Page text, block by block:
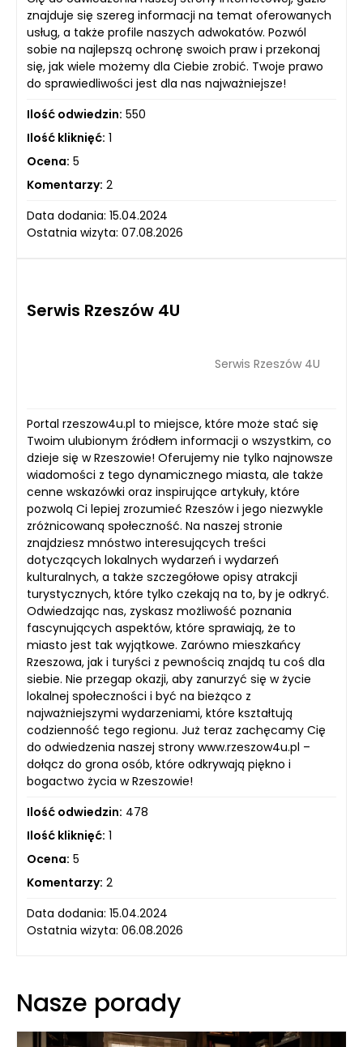
znajduje się szereg informacji na temat oferowanych
usług, a także profile naszych adwokatów. Pozwól
sobie na najlepszą ochronę swoich praw i przekonaj
się, jak wiele możemy dla Ciebie zrobić. Twoje prawo
do sprawiedliwości jest dla nas najważniejsze!
Ilość odwiedzin: 550
Ilość kliknięć: 1
Ocena: 5
Komentarzy: 2
Data dodania: 15.04.2024
Ostatnia wizyta: 07.08.2026
Serwis Rzeszów 4U
Serwis Rzeszów 4U
Portal rzeszow4u.pl to miejsce, które może stać się
Twoim ulubionym źródłem informacji o wszystkim, co
dzieje się w Rzeszowie! Oferujemy nie tylko najnowsze
wiadomości z tego dynamicznego miasta, ale także
cenne wskazówki oraz inspirujące artykuły, które
pozwolą Ci lepiej zrozumieć Rzeszów i jego niezwykle
zróżnicowaną społeczność. Na naszej stronie
znajdziesz mnóstwo interesujących treści
dotyczących lokalnych wydarzeń i wydarzeń
kulturalnych, a także szczegółowe opisy atrakcji
turystycznych, które tylko czekają na to, by je odkryć.
Odwiedzając nas, zyskasz możliwość poznania
fascynujących aspektów, które sprawiają, że to
miasto jest tak wyjątkowe. Zarówno mieszkańcy
Rzeszowa, jak i turyści z pewnością znajdą tu coś dla
siebie. Nie przegap okazji, aby zanurzyć się w życie
lokalnej społeczności i być na bieżąco z
najważniejszymi wydarzeniami, które kształtują
codzienność tego regionu. Już teraz zachęcamy Cię
do odwiedzenia naszej strony www.rzeszow4u.pl –
dołącz do grona osób, które odkrywają piękno i
bogactwo życia w Rzeszowie!
Ilość odwiedzin: 478
Ilość kliknięć: 1
Ocena: 5
Komentarzy: 2
Data dodania: 15.04.2024
Ostatnia wizyta: 06.08.2026
Nasze porady